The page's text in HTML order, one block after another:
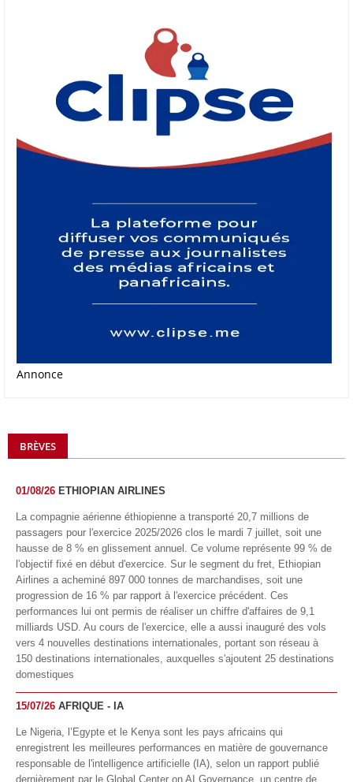
Annonce
BRÈVES
01/08/26 ETHIOPIAN AIRLINES
La compagnie aérienne éthiopienne a transporté 20,7 millions de
passagers pour l'exercice 2025/2026 clos le mardi 7 juillet, soit une
hausse de 8 % en glissement annuel. Ce volume représente 99 % de
l'objectif fixé en début d'exercice. Sur le segment du fret, Ethiopian
Airlines a acheminé 897 000 tonnes de marchandises, soit une
progression de 16 % par rapport à l'exercice précédent. Ces
performances lui ont permis de réaliser un chiffre d'affaires de 9,1
milliards USD. Au cours de l'exercice, elle a aussi inauguré des vols
vers 4 nouvelles destinations internationales, portant son réseau à
150 destinations internationales, auxquelles s'ajoutent 25 destinations
domestiques
15/07/26 AFRIQUE - IA
Le Nigeria, l’Egypte et le Kenya sont les pays africains qui
enregistrent les meilleures performances en matière de gouvernance
responsable de l'intelligence artificielle (IA), selon un rapport publié
dernièrement par le Global Center on AI Governance, un centre de